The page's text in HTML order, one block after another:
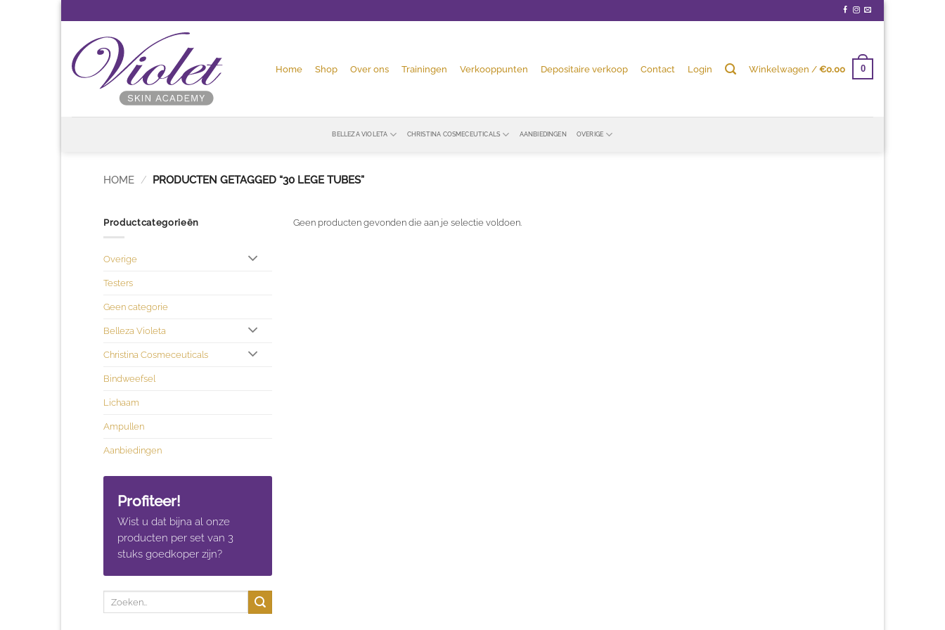
naar
Home Shop Over ons Trainingen Verkooppunten Depositaire verkoop Contact Login Winkelwagen /€0.00 0
BELLEZA VIOLETA CHRISTINA COSMECEUTICALS AANBIEDINGEN OVERIGE
HOME / PRODUCTEN GETAGGED “30 LEGE TUBES”
Productcategorieën
Overige
Testers
Geen categorie
Belleza Violeta
Christina Cosmeceuticals
Bindweefsel
Lichaam
Ampullen
Aanbiedingen
Profiteer!
Wist u dat bijna al onze
producten per set van 3
stuks goedkoper zijn?
Geen producten gevonden die aan je selectie voldoen.